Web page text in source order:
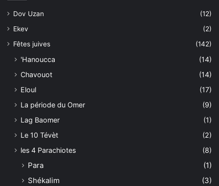
Dov Uzan
(12)
Ekev
(2)
Fêtes juives
(142)
'Hanoucca
(14)
Chavouot
(14)
Eloul
(17)
La période du Omer
(9)
Lag Baomer
(1)
Le 10 Tévèt
(2)
les 4 Parachiotes
(8)
Para
(1)
Shékalim
(3)